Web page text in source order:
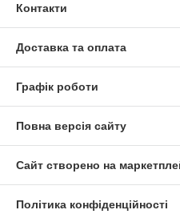
Контакти
Доставка та оплата
Графік роботи
Повна версія сайту
Сайт створено на
Політика конфіденційності